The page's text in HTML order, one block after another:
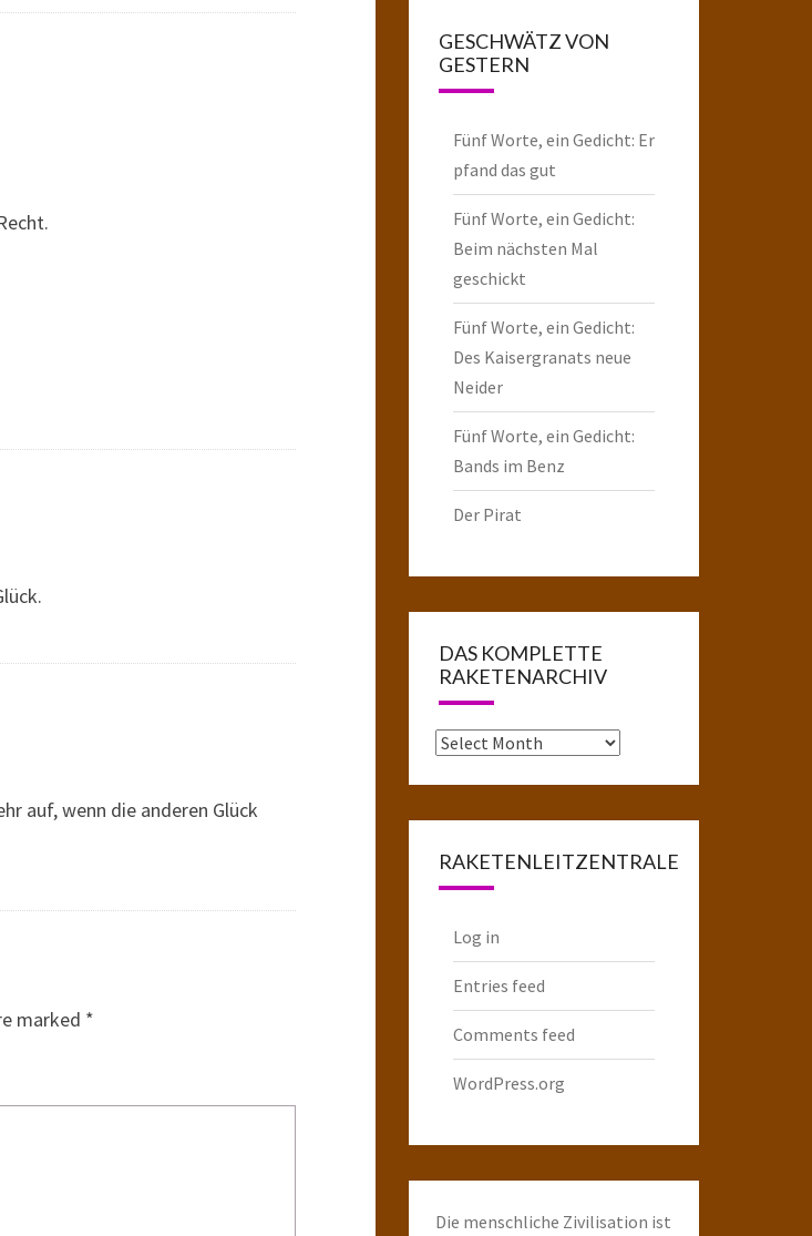
auf, wenn die anderen Glück
marked *
GESCHWÄTZ VON
GESTERN
Fünf Worte, ein Gedicht: Er
pfand das gut
Fünf Worte, ein Gedicht:
Beim nächsten Mal
geschickt
Fünf Worte, ein Gedicht:
Des Kaisergranats neue
Neider
Fünf Worte, ein Gedicht:
Bands im Benz
Der Pirat
DAS KOMPLETTE
RAKETENARCHIV
Das
RAKETENLEITZENTRALE
Log in
Entries feed
Comments feed
WordPress.org
Die menschliche Zivilisation ist